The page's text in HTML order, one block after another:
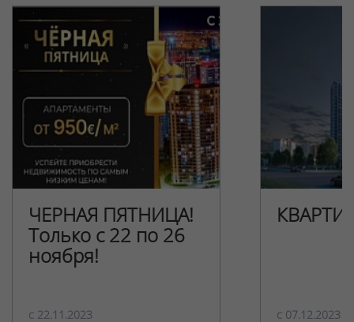
ЧЕРНАЯ ПЯТНИЦА!
Только с 22 по 26
ноября!
c 22.11.2023 c 07.12.2023